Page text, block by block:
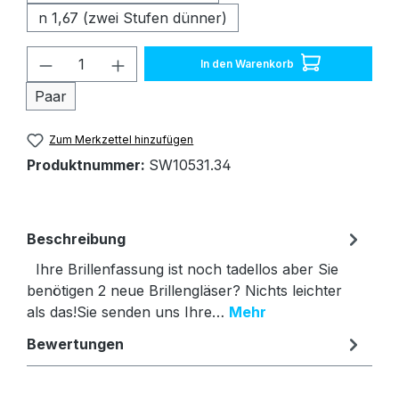
n 1,67 (zwei Stufen dünner)
Produkt Anzahl: Gib den
Paar
In den Warenkorb
Zum Merkzettel hinzufügen
Produktnummer: SW10531.34
Beschreibung
Ihre Brillenfassung ist noch tadellos aber Sie
benötigen 2 neue Brillengläser? Nichts leichter
als das!Sie senden uns Ihre… Mehr
Bewertungen